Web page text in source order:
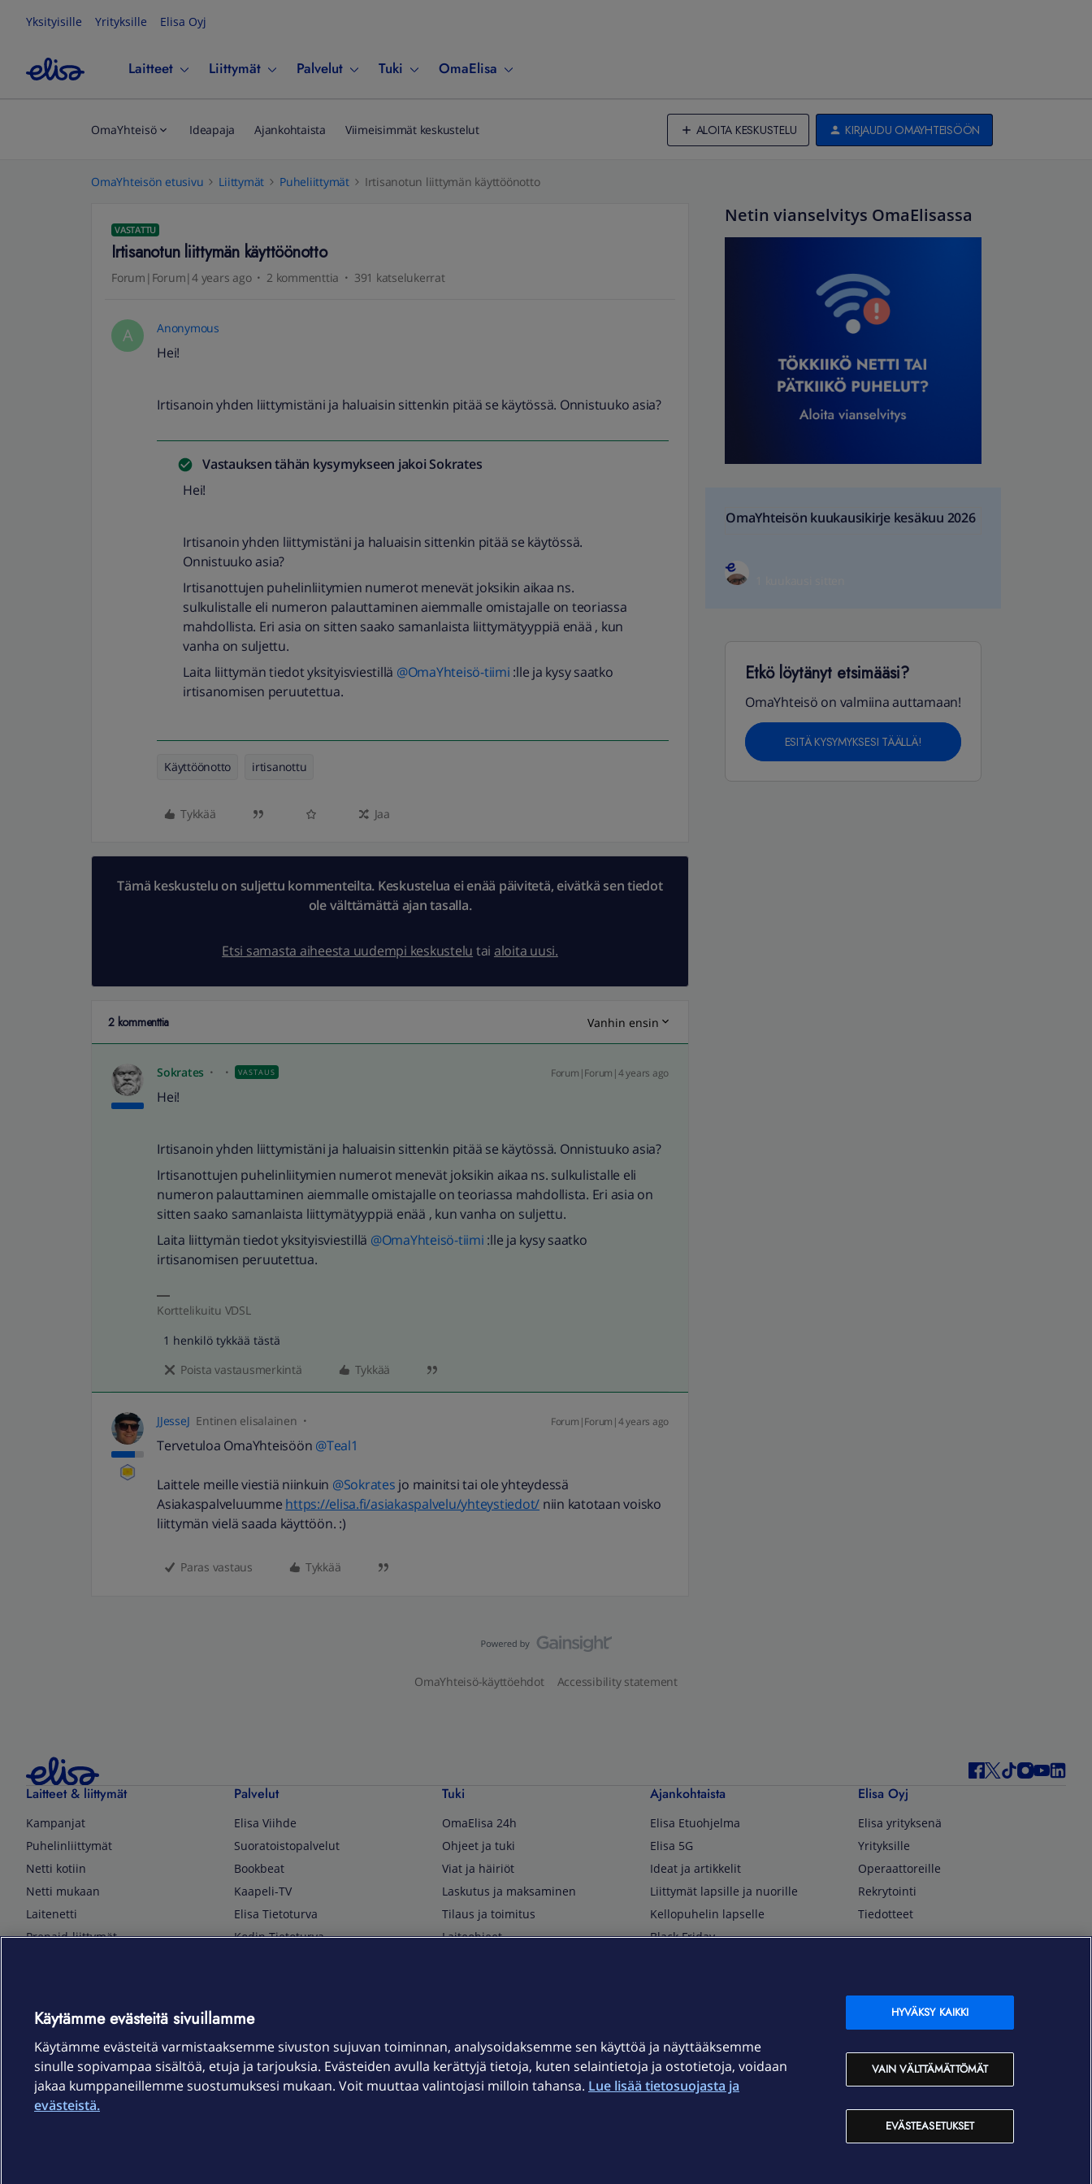
Yksityisille Yrityksille Elisa Oyj
Laitteet Liittymät Palvelut Tuki OmaElisa
OmaYhteisö Ideapaja Ajankohtaista Viimeisimmät keskustelut ALOITA KESKUSTELU KIRJAUDU OMAYHTEISÖÖN
OmaYhteisön etusivu Liittymät Puheliittymät Irtisanotun liittymän käyttöönotto
VASTATTU
Irtisanotun liittymän käyttöönotto
Forum|Forum|4 years ago 2 kommenttia 391 katselukerrat
A Anonymous
Hei!
Irtisanoin yhden liittymistäni ja haluaisin sittenkin pitää se käytössä. Onnistuuko asia?
Vastauksen tähän kysymykseen jakoiSokrates
Hei!
Irtisanoin yhden liittymistäni ja haluaisin sittenkin pitää se käytössä.
Onnistuuko asia?
Irtisanottujen puhelinliitymien numerot menevät joksikin aikaa ns.
sulkulistalle eli numeron palauttaminen aiemmalle omistajalle on teoriassa
mahdollista. Eri asia on sitten saako samanlaista liittymätyyppiä enää , kun
vanha on suljettu.
Laita liittymän tiedot yksityisviestillä @OmaYhteisö-tiimi :lle ja kysy saatko
irtisanomisen peruutettua.
Käyttöönotto irtisanottu
Tykkää Jaa
Tämä keskustelu on suljettu kommenteilta. Keskustelua ei enää päivitetä, eivätkä sen tiedot
ole välttämättä ajan tasalla.
Etsi samasta aiheesta uudempi keskustelu tai aloita uusi.
2 kommenttia Vanhin ensin
Sokrates VASTAUS Forum|Forum|4 years ago
Hei!
Irtisanoin yhden liittymistäni ja haluaisin sittenkin pitää se käytössä. Onnistuuko asia?
Irtisanottujen puhelinliitymien numerot menevät joksikin aikaa ns. sulkulistalle eli
numeron palauttaminen aiemmalle omistajalle on teoriassa mahdollista. Eri asia on
sitten saako samanlaista liittymätyyppiä enää , kun vanha on suljettu.
Laita liittymän tiedot yksityisviestillä @OmaYhteisö-tiimi :lle ja kysy saatko
irtisanomisen peruutettua.
Korttelikuitu VDSL
1 henkilö tykkää tästä
Poista vastausmerkintä
Tykkää
JJesseJ Entinen elisalainen Forum|Forum|4 years ago
Tervetuloa OmaYhteisöön @Teal1
Laittele meille viestiä niinkuin @Sokrates jo mainitsi tai ole yhteydessä
Asiakaspalveluumme https://elisa.fi/asiakaspalvelu/yhteystiedot/ niin katotaan voisko
liittymän vielä saada käyttöön. :)
Paras vastaus Tykkää
Netin vianselvitys OmaElisassa
OmaYhteisön kuukausikirje kesäkuu 2026
Etkö löytänyt etsimääsi?
OmaYhteisö on valmiina auttamaan!
ESITÄ KYSYMYKSESI TÄÄLLÄ!
OmaYhteisö-käyttöehdot Accessibility statement
Laitteet & liittymät
Kampanjat
Puhelinliittymät
Netti kotiin
Netti mukaan
Laitenetti
Prepaid-liittymät
TV & audio
Kodinkoneet
Kamerat ja dronet
Kellot ja rannekkeet
Palvelut
Elisa Viihde
Suoratoistopalvelut
Bookbeat
Kaapeli-TV
Elisa Tietoturva
Kodin Tietoturva
Elisa Kotiverkko
Elisa Pilvilinna
Elisa Laiteturva
Elisa Rinnakkaisliittymät
Tuki
OmaElisa 24h
Ohjeet ja tuki
Viat ja häiriöt
Laskutus ja maksaminen
Tilaus ja toimitus
Laiteohjeet
Kuuluvuuskartta
Asiakastiedotteet
OmaElisa-sovellus
Ajankohtaista
Elisa Etuohjelma
Elisa 5G
Ideat ja artikkelit
Liittymät lapsille ja nuorille
Kellopuhelin lapselle
Black Friday
Elisa Oyj
Elisa yrityksenä
Yrityksille
Operaattoreille
Rekrytointi
Tiedotteet
OmaElisa Self Service
Moving to Finland
Elisa Corporation
Kundtjänst
OmaElisa självbetjäning
Käytämme evästeitä sivuillamme
Käytämme evästeitä varmistaaksemme sivuston sujuvan toiminnan, analysoidaksemme sen käyttöä ja näyttääksemme
sinulle sopivampaa sisältöä, etuja ja tarjouksia. Evästeiden avulla kerättyjä tietoja, kuten selaintietoja ja ostotietoja, voidaan
jakaa kumppaneillemme suostumuksesi mukaan. Voit muuttaa valintojasi milloin tahansa. Lue lisää tietosuojasta ja
evästeistä.
EVÄSTEASETUKSET
VAIN VÄLTTÄMÄTTÖMÄT
HYVÄKSY KAIKKI